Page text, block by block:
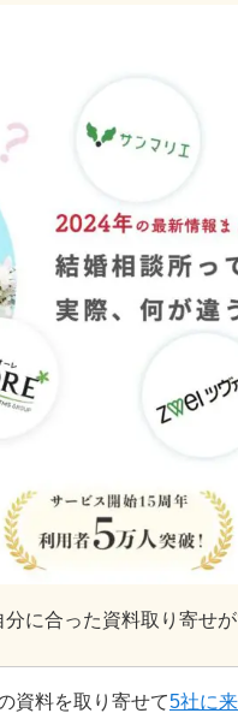
に合った資料取り寄せが
資料を取り寄せて5社に